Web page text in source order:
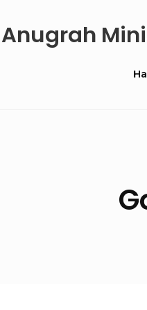
Anugrah